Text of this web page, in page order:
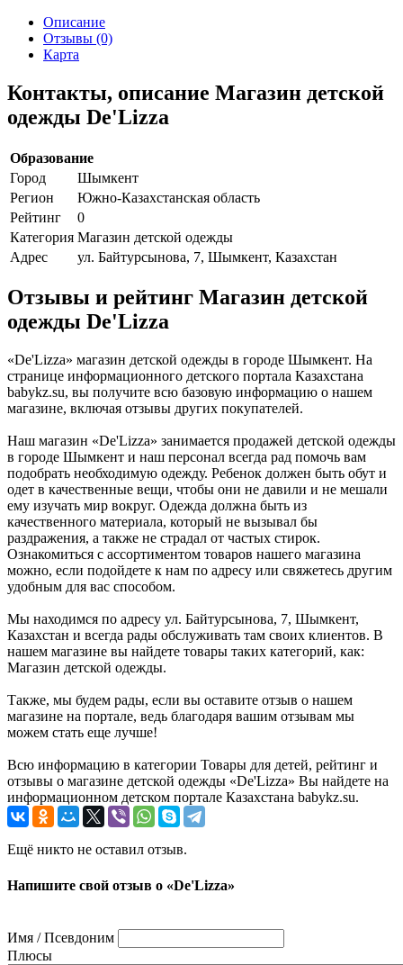
Описание
Отзывы (0)
Карта
Контакты, описание Магазин детской
одежды De'Lizza
Образование
Город
Шымкент
Регион
Южно-Казахстанская область
Рейтинг
0
Категория Магазин детской одежды
Адрес
ул. Байтурсынова, 7, Шымкент, Казахстан
Отзывы и рейтинг Магазин детской
одежды De'Lizza
«De'Lizza» магазин детской одежды в городе Шымкент. На
странице информационного детского портала Казахстана
babykz.su, вы получите всю базовую информацию о нашем
магазине, включая отзывы других покупателей.
Наш магазин «De'Lizza» занимается продажей детской одежды
в городе Шымкент и наш персонал всегда рад помочь вам
подобрать необходимую одежду. Ребенок должен быть обут и
одет в качественные вещи, чтобы они не давили и не мешали
ему изучать мир вокруг. Одежда должна быть из
качественного материала, который не вызывал бы
раздражения, а также не страдал от частых стирок.
Ознакомиться с ассортиментом товаров нашего магазина
можно, если подойдете к нам по адресу или свяжетесь другим
удобным для вас способом.
Мы находимся по адресу ул. Байтурсынова, 7, Шымкент,
Казахстан и всегда рады обслуживать там своих клиентов. В
нашем магазине вы найдете товары таких категорий, как:
Магазин детской одежды.
Также, мы будем рады, если вы оставите отзыв о нашем
магазине на портале, ведь благодаря вашим отзывам мы
можем стать еще лучше!
Всю информацию в категории Товары для детей, рейтинг и
отзывы о магазине детской одежды «De'Lizza» Вы найдете на
информационном детском портале Казахстана babykz.su.
Ещё никто не оставил отзыв.
Напишите свой отзыв о «De'Lizza»
Имя / Псевдоним
Плюсы